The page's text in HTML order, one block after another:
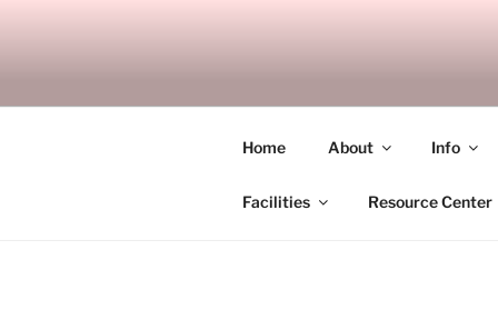
SITAGU
Home About Info
Facilities Resource Center